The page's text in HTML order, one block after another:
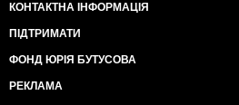
КОНТАКТНА ІНФОРМАЦІЯ
ПІДТРИМАТИ
ФОНД ЮРІЯ БУТУСОВА
РЕКЛАМА